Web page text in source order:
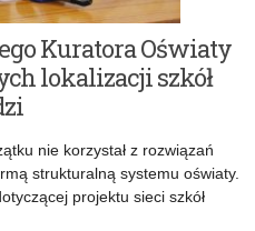
Kuratora Oświaty
lokalizacji szkół
nie korzystał z rozwiązań
strukturalną systemu oświaty.
projektu sieci szkół